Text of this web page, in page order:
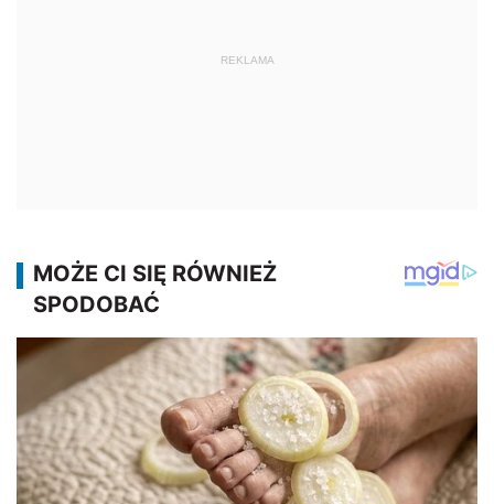
REKLAMA